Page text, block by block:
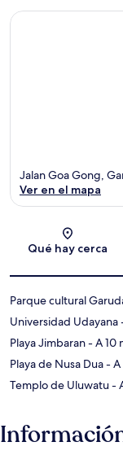
Jalan Goa Gong,
Ver en el mapa
Qué hay cerca
Parque cultural
Universidad Udayana
Playa Jimbaran- A 10
Playa de Nusa Dua- A
Templo de Uluwatu-